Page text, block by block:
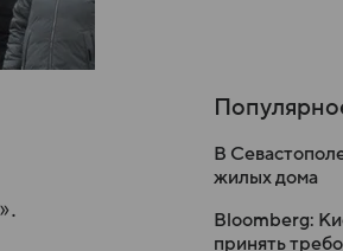
В
жилых дома
Bloomberg:
принять